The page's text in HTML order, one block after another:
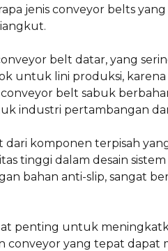
jenis conveyor belts
belt datar, yang
untuk lini produksi,
conveyor belt sabuk
industri pertambangan
komponen terpisah
tinggi dalam desain
bahan anti-slip, sangat
penting untuk
conveyor yang tepat dapat